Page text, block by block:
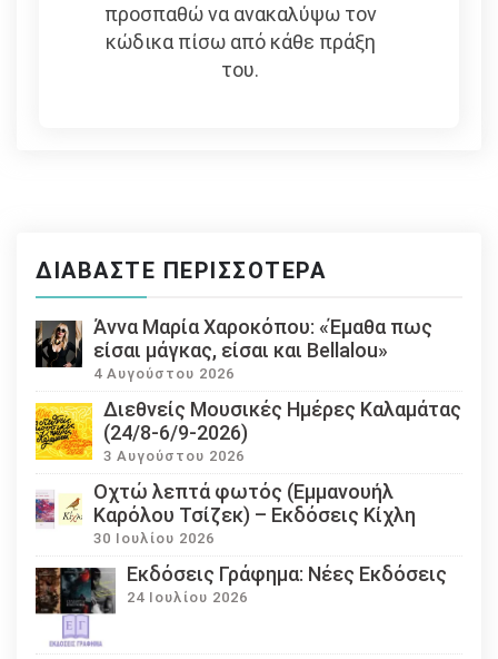
προσπαθώ να ανακαλύψω τον
κώδικα πίσω από κάθε πράξη
του.
ΔΙΑΒΆΣΤΕ ΠΕΡΙΣΣΌΤΕΡΑ
Άννα Μαρία Χαροκόπου: «Έμαθα πως
είσαι μάγκας, είσαι και Bellalou»
4 Αυγούστου 2026
Διεθνείς Μουσικές Ημέρες Καλαμάτας
(24/8-6/9-2026)
3 Αυγούστου 2026
Οχτώ λεπτά φωτός (Εμμανουήλ
Καρόλου Τσίζεκ) – Εκδόσεις Κίχλη
30 Ιουλίου 2026
Εκδόσεις Γράφημα: Νέες Εκδόσεις
24 Ιουλίου 2026